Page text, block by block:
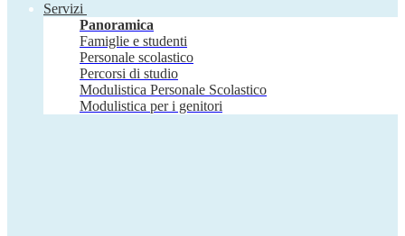
Servizi
Panoramica
Famiglie e studenti
Personale scolastico
Percorsi di studio
Modulistica Personale Scolastico
Modulistica per i genitori